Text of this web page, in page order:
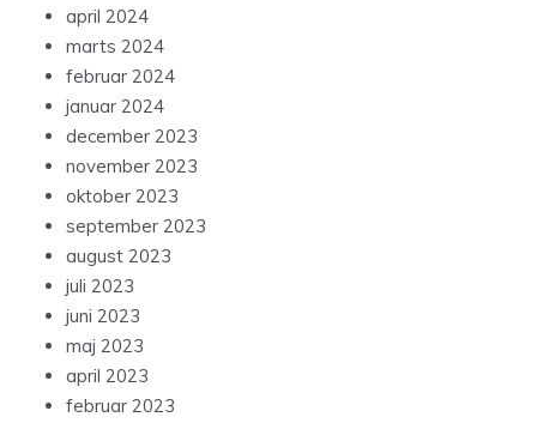
april 2024
marts 2024
februar 2024
januar 2024
december 2023
november 2023
oktober 2023
september 2023
august 2023
juli 2023
juni 2023
maj 2023
april 2023
februar 2023